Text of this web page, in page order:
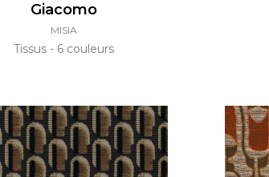
Giacomo
MISIA
Tissus 6 couleurs